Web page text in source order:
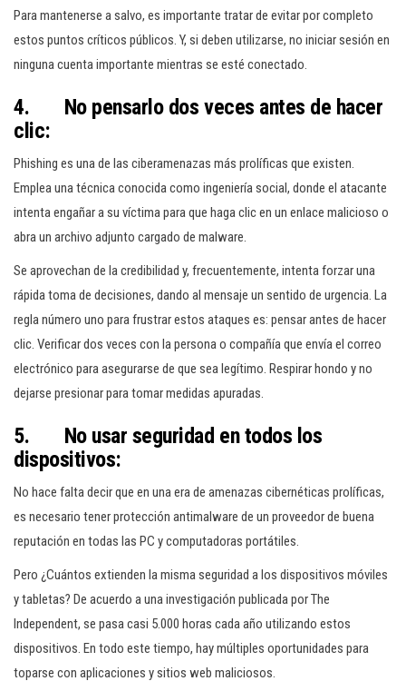
Para mantenerse a salvo, es importante tratar de evitar por completo
estos puntos críticos públicos. Y, si deben utilizarse, no iniciar sesión en
ninguna cuenta importante mientras se esté conectado.
4. No pensarlo dos veces antes de hacer
clic:
Phishing es una de las ciberamenazas más prolíficas que existen.
Emplea una técnica conocida como ingeniería social, donde el atacante
intenta engañar a su víctima para que haga clic en un enlace malicioso o
abra un archivo adjunto cargado de malware.
Se aprovechan de la credibilidad y, frecuentemente, intenta forzar una
rápida toma de decisiones, dando al mensaje un sentido de urgencia. La
regla número uno para frustrar estos ataques es: pensar antes de hacer
clic. Verificar dos veces con la persona o compañía que envía el correo
electrónico para asegurarse de que sea legítimo. Respirar hondo y no
dejarse presionar para tomar medidas apuradas.
5. No usar seguridad en todos los
dispositivos:
No hace falta decir que en una era de amenazas cibernéticas prolíficas,
es necesario tener protección antimalware de un proveedor de buena
reputación en todas las PC y computadoras portátiles.
Pero ¿Cuántos extienden la misma seguridad a los dispositivos móviles
y tabletas? De acuerdo a una investigación publicada por The
Independent, se pasa casi 5.000 horas cada año utilizando estos
dispositivos. En todo este tiempo, hay múltiples oportunidades para
toparse con aplicaciones y sitios web maliciosos.